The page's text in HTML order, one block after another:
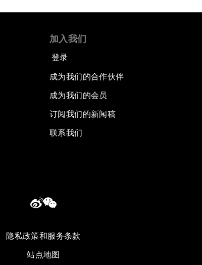
加入我们
登录
成为我们的合作伙伴
成为我们的会员
订阅我们的新闻稿
联系我们
隐私政策和服务条款
站点地图